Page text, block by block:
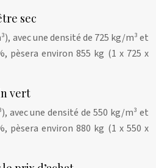
sec
avec une densité de 725 kg/m³ et
pèsera environ 855 kg (1 x 725 x
vert
avec une densité de 550 kg/m³ et
pèsera environ 880 kg (1 x 550 x